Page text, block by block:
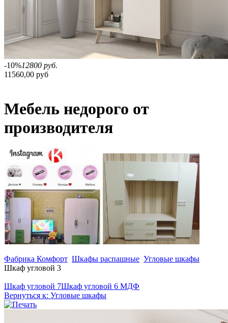
-10%12800 руб.
11560,00 руб
Мебель недорого от
производителя
Фабрика Комфорт Шкафы распашные Угловые шкафы
Шкаф угловой 3
Шкаф угловой 7Шкаф угловой 6 МДФ
Вернуться к: Угловые шкафы